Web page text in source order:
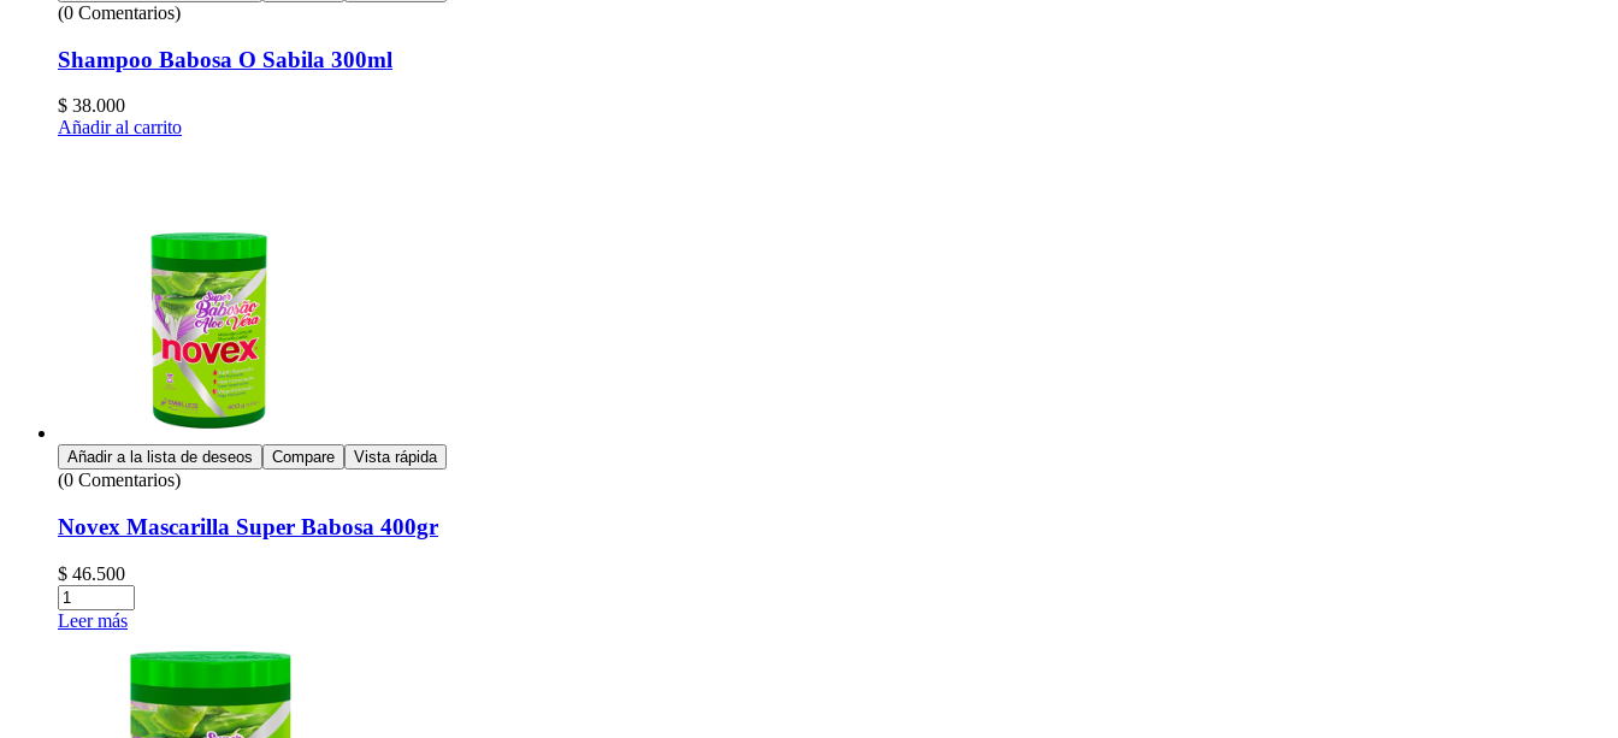
(0 Comentarios)
Shampoo Babosa O Sabila 300ml
$ 38.000
Añadir al carrito
Añadir a la lista de deseos Compare Vista rápida
(0 Comentarios)
Novex Mascarilla Super Babosa 400gr
$ 46.500
Leer más